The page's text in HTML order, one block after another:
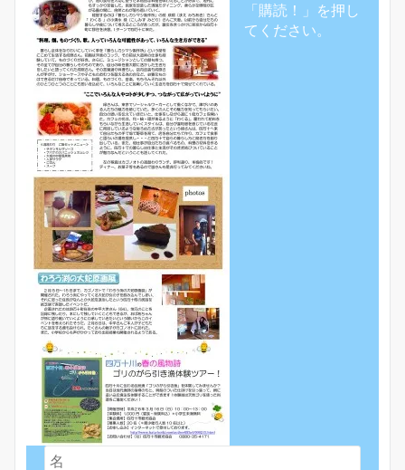
「購読！」を押し
てください。